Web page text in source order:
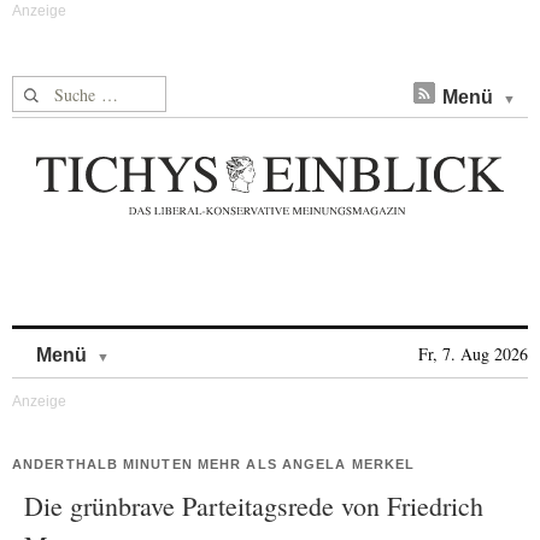
Suche nach: Menü
Menü Fr, 7. Aug 2026
ANDERTHALB MINUTEN MEHR ALS ANGELA MERKEL
Die grünbrave Parteitagsrede von Friedrich